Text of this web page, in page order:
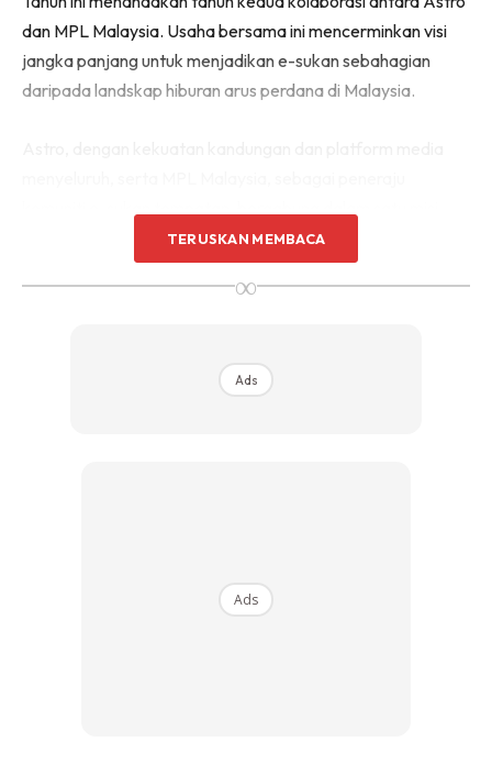
dan MPL Malaysia. Usaha bersama ini mencerminkan visi
jangka panjang untuk menjadikan e-sukan sebahagian
daripada landskap hiburan arus perdana di Malaysia.
untuk merapatkan jurang antara dua dunia yang dahulunya
TERUSKAN MEMBACA
∞
Ads
Ads